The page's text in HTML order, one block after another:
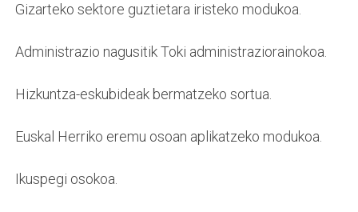
 Gizarteko sektore guztietara iristeko modukoa.
 Administrazio nagusitik Toki administraziorainokoa.
 Hizkuntza-eskubideak bermatzeko sortua.
 Euskal Herriko eremu osoan aplikatzeko modukoa.
 Ikuspegi osokoa.